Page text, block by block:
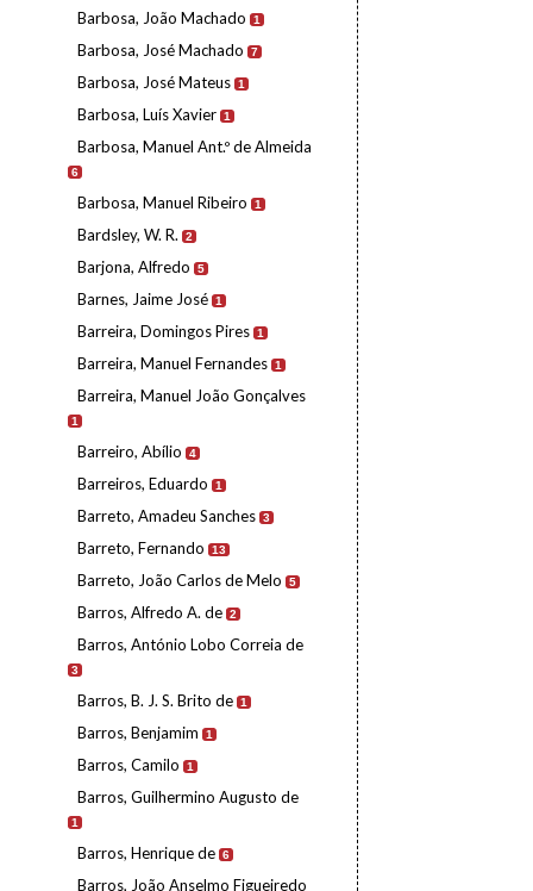
Barbosa, João Machado 1
Barbosa, José Machado 7
Barbosa, José Mateus 1
Barbosa, Luís Xavier 1
Barbosa, Manuel Ant.º de Almeida
6
Barbosa, Manuel Ribeiro 1
Bardsley, W. R. 2
Barjona, Alfredo 5
Barnes, Jaime José 1
Barreira, Domingos Pires 1
Barreira, Manuel Fernandes 1
Barreira, Manuel João Gonçalves
1
Barreiro, Abílio 4
Barreiros, Eduardo 1
Barreto, Amadeu Sanches 3
Barreto, Fernando 13
Barreto, João Carlos de Melo 5
Barros, Alfredo A. de 2
Barros, António Lobo Correia de
3
Barros, B. J. S. Brito de 1
Barros, Benjamim 1
Barros, Camilo 1
Barros, Guilhermino Augusto de
1
Barros, Henrique de 6
Barros, João Anselmo Figueiredo